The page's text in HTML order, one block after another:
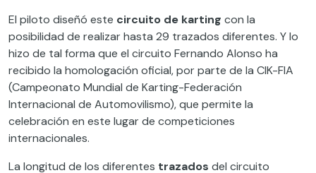
El piloto diseñó este circuito de karting con la
posibilidad de realizar hasta 29 trazados diferentes. Y lo
hizo de tal forma que el circuito Fernando Alonso ha
recibido la homologación oficial, por parte de la CIK-FIA
(Campeonato Mundial de Karting-Federación
Internacional de Automovilismo), que permite la
celebración en este lugar de competiciones
internacionales.
La longitud de los diferentes trazados del circuito